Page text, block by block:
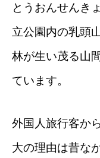
とうおんせんき
立公園内の乳頭
林が生い茂る山
ています。
外国人旅行客か
大の理由は昔な